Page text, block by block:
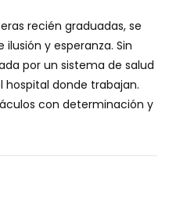
recién graduadas, se
y esperanza. Sin
por un sistema de salud
donde trabajan.
con determinación y